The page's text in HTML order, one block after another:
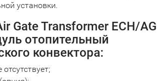
установки.
Gate Transformer ECH/
отопительный
конвектора: